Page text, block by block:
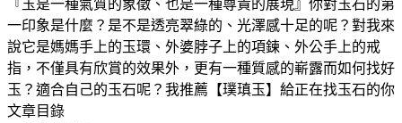
『玉是一種氣質的象徵、也是一種尊貴的展現』你對玉石的第
一印象是什麼？是不是透亮翠綠的、光澤感十足的呢？對我來
說它是媽媽手上的玉環、外婆脖子上的項鍊、外公手上的戒
指，不僅具有欣賞的效果外，更有一種質感的嶄露而如何找好
玉？適合自己的玉石呢？我推薦【璞瑱玉】給正在找玉石的你
文章目錄